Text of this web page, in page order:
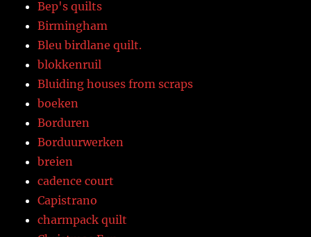
Bep's quilts
Birmingham
Bleu birdlane quilt.
blokkenruil
Bluiding houses from scraps
boeken
Borduren
Borduurwerken
breien
cadence court
Capistrano
charmpack quilt